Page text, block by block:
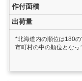
作付面積
出荷量
*北海道内の順位は180
市町村の中の順位となっ